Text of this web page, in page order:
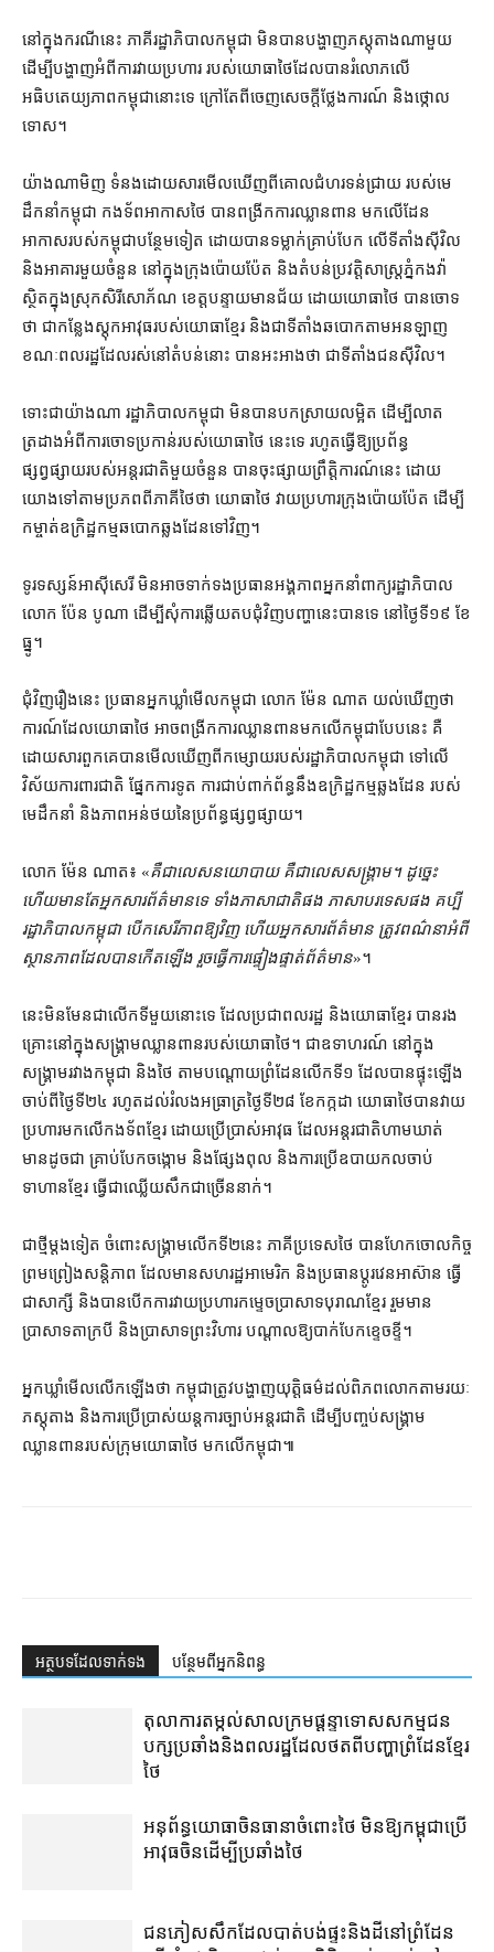
នៅក្នុង​ករណី​នេះ ភាគី​រដ្ឋាភិបាល​កម្ពុជា មិន​បាន​បង្ហាញ​ភស្តុតាង​ណាមួយ
ដើម្បី​បង្ហាញ​អំពី​ការ​វាយប្រហារ របស់​យោធា​ថៃ​ដែល​បាន​រំលោភ​លើ​
អធិបតេយ្យភាព​កម្ពុជា​នោះ​ទេ ក្រៅ​តែ​ពី​ចេញ​សេចក្ដីថ្លែងការណ៍ និង​ថ្កោល
ទោស។
យ៉ាង​ណា​មិញ ទំនង​ដោយសារ​មើលឃើញ​ពី​គោលជំហរ​ទន់ជ្រាយ របស់​មេ
ដឹកនាំ​កម្ពុជា កងទ័ព​អាកាស​ថៃ បាន​ពង្រីក​ការឈ្លានពាន មក​លើ​ដែន
អាកាស​របស់​កម្ពុជា​បន្ថែម​ទៀត ដោយ​បាន​ទម្លាក់​គ្រាប់បែក លើ​ទីតាំង​ស៊ីវិល
និង​អាគារ​មួយចំនួន នៅក្នុង​ក្រុង​ប៉ោយប៉ែត និង​តំបន់​ប្រវត្តិសាស្ត្រ​ភ្នំ​កងវ៉ា
ស្ថិត​ក្នុងស្រុក​សិរីសោភ័ណ ខេត្ត​បន្ទាយមានជ័យ ដោយ​យោធា​ថៃ បាន​ចោទ​
ថា ជា​កន្លែង​ស្តុក​អាវុធ​របស់​យោធា​ខ្មែរ និង​ជាទី​តាំង​ឆបោក​តាម​អនឡាញ
ខណៈ​ពលរដ្ឋ​ដែល​រស់នៅ​តំបន់​នោះ បាន​អះអាង​ថា ជាទី​តាំង​ជន​ស៊ីវិល។
ទោះជា​យ៉ាងណា រដ្ឋាភិបាល​កម្ពុជា មិន​បាន​បកស្រាយ​លម្អិត ដើម្បី​លាត
ត្រដាង​អំពី​ការ​ចោទប្រកាន់​របស់​យោធា​ថៃ នេះ​ទេ រហូត​ធ្វើ​ឱ្យ​ប្រព័ន្ធ​
ផ្សព្វផ្សាយ​របស់​អន្តរជាតិ​មួយ​ចំនួន បាន​ចុះផ្សាយ​ព្រឹត្តិការណ៍​នេះ ដោយ​
យោង​ទៅតាម​ប្រភព​ពី​ភាគី​ថៃ​ថា យោធា​ថៃ វាយប្រហារ​ក្រុង​ប៉ោយប៉ែត ដើម្បី​
កម្ចាត់​ឧក្រិដ្ឋកម្ម​ឆបោក​ឆ្លងដែន​ទៅវិញ។
ទូរទស្សន៍​អាស៊ីសេរី មិន​អាច​ទាក់ទង​ប្រធាន​អង្គភាព​អ្នកនាំពាក្យ​រដ្ឋាភិបាល
លោក ប៉ែន បូណា ដើម្បី​សុំ​ការ​ឆ្លើយ​តប​ជុំវិញ​បញ្ហា​នេះ​បានទេ នៅ​ថ្ងៃទី​១៩ ខែ​
ធ្នូ។
ជុំវិញ​រឿង​នេះ ប្រធាន​អ្នកឃ្លាំមើល​កម្ពុជា លោក ម៉ែន ណាត យល់ឃើញ​ថា
ការណ៍​ដែល​យោធា​ថៃ អាច​ពង្រីក​ការឈ្លានពាន​មក​លើ​កម្ពុជា​បែបនេះ គឺ​
ដោយសារ​ពួកគេ​បាន​មើលឃើញ​ពី​កម្សោយ​របស់​រដ្ឋាភិបាល​កម្ពុជា ទៅលើ​
វិស័យ​ការពារ​ជាតិ ផ្នែក​ការទូត ការ​ជាប់​ពាក់ព័ន្ធ​នឹង​ឧក្រិដ្ឋកម្ម​ឆ្លងដែន របស់​
មេដឹកនាំ និង​ភាព​អន់ថយ​នៃ​ប្រព័ន្ធ​ផ្សព្វផ្សាយ។
លោក ម៉ែន ណាត៖ «គឺជា​លេស​នយោបាយ គឺ​ជា​លេស​សង្គ្រាម​។ ដូច្នេះ​
ហើយ​មានតែ​អ្នក​សារព័ត៌មាន​ទេ ទាំង​ភាសាជាតិ​ផង ភាសាបរទេស​ផង គប្បី​
រដ្ឋាភិបាល​កម្ពុជា បើក​សេរីភាព​ឱ្យ​វិញ ហើយ​អ្នក​សារព័ត៌មាន ត្រូវ​ពណ៌នា​អំពី​
ស្ថានភាព​ដែល​បាន​កើតឡើង រួច​ធ្វើការ​ផ្ទៀងផ្ទាត់​ព័ត៌មាន»។
នេះ​មិនមែន​ជា​លើកទីមួយ​នោះ​ទេ ដែល​ប្រជាពលរដ្ឋ និង​យោធា​ខ្មែរ បាន​រង
គ្រោះ​នៅក្នុង​សង្គ្រាម​ឈ្លានពាន​របស់​យោធា​ថៃ។ ជា​ឧទាហរណ៍ នៅក្នុង​
សង្គ្រាម​រវាង​កម្ពុជា និង​ថៃ តាម​បណ្ដោយ​ព្រំដែន​លើក​ទី​១ ដែល​បាន​ផ្ទុះឡើង​
ចាប់ពី​ថ្ងៃទី​២៤ រហូតដល់​រំលង​អធ្រា​ត្រ​ថ្ងៃទី​២៨ ខែកក្កដា យោធា​ថៃ​បាន​វាយ
ប្រហារ​មក​លើ​កងទ័ព​ខ្មែរ ដោយ​ប្រើប្រាស់​អាវុធ ដែល​អន្តរជាតិ​ហាមឃាត់
មាន​ដូចជា គ្រាប់បែក​ចង្កោម និង​ផ្សែង​ពុល និង​ការប្រើ​ឧបាយកល​ចាប់​
ទាហាន​ខ្មែរ ធ្វើជា​ឈ្លើយសឹក​ជាច្រើន​នាក់។
ជាថ្មី​ម្ដងទៀត ចំពោះ​សង្គ្រាម​លើក​ទី​២​នេះ ភាគី​ប្រទេស​ថៃ បាន​ហែក​ចោល​កិច្ច
ព្រមព្រៀង​សន្តិភាព ដែល​មាន​សហរដ្ឋអាមេរិក និង​ប្រធាន​ប្ដូរ​វេន​អាស៊ាន ធ្វើ
ជា​សាក្សី និង​បាន​បើក​ការវាយប្រហារ​កម្ទេច​ប្រាសាទបុរាណ​ខ្មែរ រួមមាន​
ប្រាសាទ​តា​ក្របី និង​ប្រាសាទព្រះវិហារ បណ្ដាល​ឱ្យ​បាក់បែក​ខ្ទេចខ្ទី។
អ្នកឃ្លាំមើល​លើកឡើង​ថា កម្ពុជា​ត្រូវ​បង្ហាញ​យុត្តិធម៌​ដល់​ពិភពលោក​តាមរយៈ​
ភស្តុតាង និង​ការ​ប្រើប្រាស់​យន្តការ​ច្បាប់​អន្តរជាតិ ដើម្បី​បញ្ចប់​សង្គ្រាម​
ឈ្លានពាន​របស់​ក្រុម​យោធា​ថៃ មក​លើ​កម្ពុជា៕
អត្ថបទ​ដែល​ទាក់ទង បន្ថែម​ពី​អ្នកនិពន្ធ
តុលាការ​តម្កល់​សាលក្រម​ផ្ដន្ទាទោស​សកម្មជន​
បក្ស​ប្រឆាំង​និង​ពលរដ្ឋ​ដែល​ថត​ពី​បញ្ហា​ព្រំដែន​ខ្មែរ​
ថៃ
អនុព័ន្ធយោធា​ចិន​ធានា​ចំពោះ​ថៃ មិន​ឱ្យ​កម្ពុជា​ប្រើ​
អាវុធ​ចិន​ដើម្បី​ប្រឆាំង​ថៃ ​
ជនភៀសសឹក​ដែល​បាត់បង់​ផ្ទះ​និង​ដី​នៅ​ព្រំដែន​